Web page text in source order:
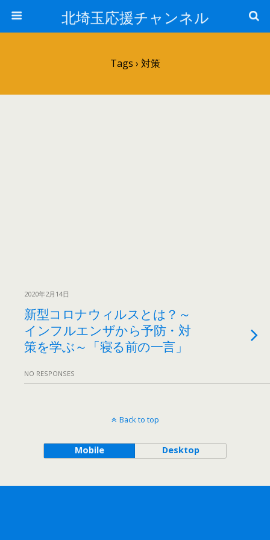
北埼玉応援チャンネル
Tags › 対策
2020年2月14日
新型コロナウィルスとは？～
インフルエンザから予防・対
策を学ぶ～「寝る前の一言」
NO RESPONSES
Back to top
Mobile Desktop